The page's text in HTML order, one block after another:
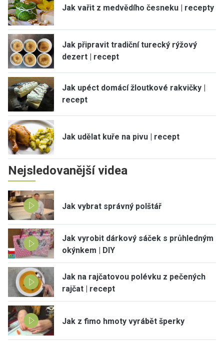
Jak vařit z medvědího česneku | recepty
Jak připravit tradiční turecký rýžový
dezert | recept
Jak upéct domácí žloutkové rakvičky |
recept
Jak udělat kuře na pivu | recept
Nejsledovanější videa
Jak vybrat správný polštář
Jak vyrobit dárkový sáček s průhledným
okýnkem | DIY
Jak na rajčatovou polévku z pečených
rajčat | recept
Jak z fimo hmoty vyrábět šperky